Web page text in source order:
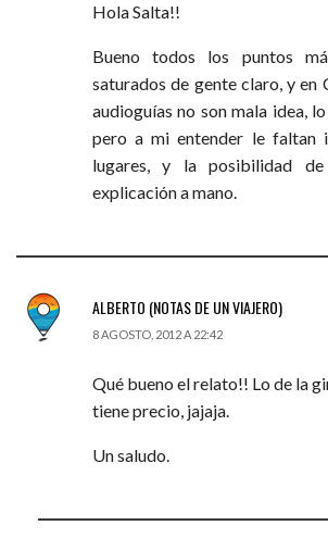
Hola Salta!!
Bueno todos los puntos
saturados de gente claro, y en
audioguías no son mala idea,
pero a mi entender le faltan
lugares, y la posibilidad
explicación a mano.
ALBERTO (NOTAS DE UN VIAJERO)
8 AGOSTO, 2012 A 22:42
Qué bueno el relato!! Lo de la
tiene precio, jajaja.
Un saludo.